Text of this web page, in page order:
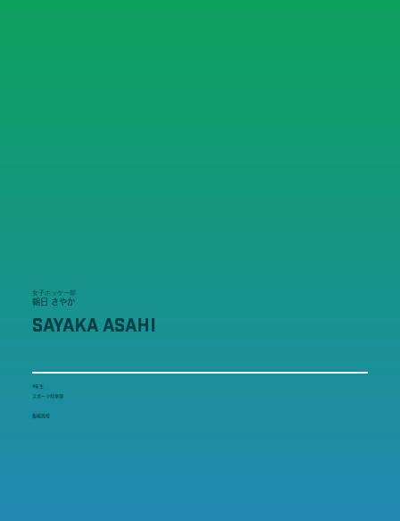
女子ホッケー部
朝日 さやか
SAYAKA ASAHI
4年生
スポーツ科学部
飯能高校